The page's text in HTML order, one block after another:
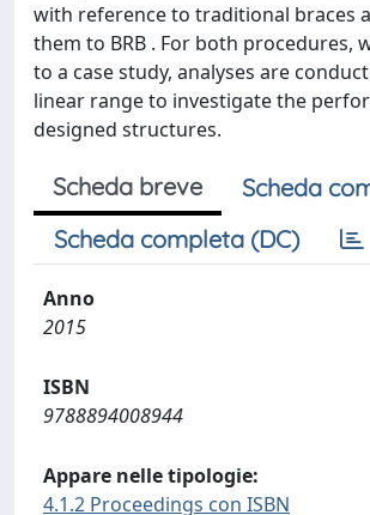
with reference to traditional braces
them to BRB . For both procedures,
to a case study, analyses are
linear range to investigate the
designed structures.
Scheda breve
Scheda
Scheda completa (DC)
Anno
2015
ISBN
9788894008944
Appare nelle tipologie:
4.1.2 Proceedings con ISBN